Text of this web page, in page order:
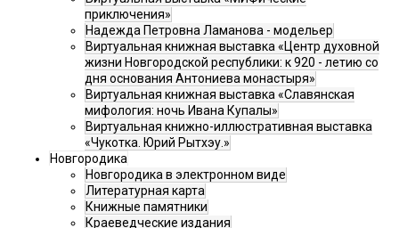
приключения»
Надежда Петровна Ламанова - модельер
Виртуальная книжная выставка «Центр духовной
жизни Новгородской республики: к 920 - летию со
дня основания Антониева монастыря»
Виртуальная книжная выставка «Славянская
мифология: ночь Ивана Купалы»
Виртуальная книжно-иллюстративная выставка
«Чукотка. Юрий Рытхэу.»
Новгородика
Новгородика в электронном виде
Литературная карта
Книжные памятники
Краеведческие издания